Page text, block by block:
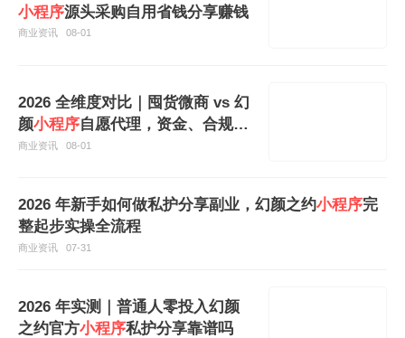
小程序源头采购自用省钱分享赚钱
商业资讯 08-01
2026 全维度对比｜囤货微商 vs 幻
颜小程序自愿代理，资金、合规、
人脉深度解析
商业资讯 08-01
2026 年新手如何做私护分享副业，幻颜之约小程序完
整起步实操全流程
商业资讯 07-31
2026 年实测｜普通人零投入幻颜
之约官方小程序私护分享靠谱吗